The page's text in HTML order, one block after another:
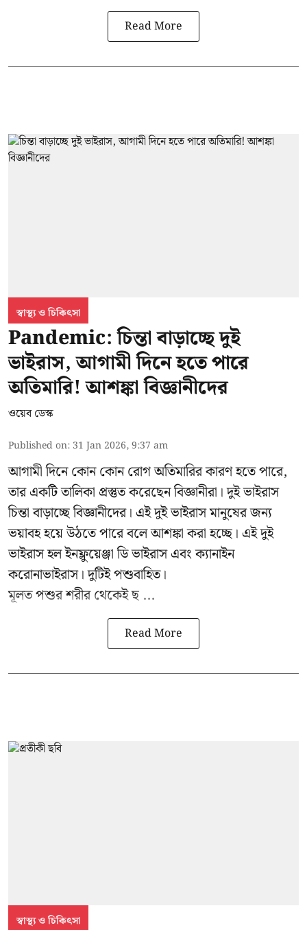
Read More
স্বাস্থ্য ও চিকিৎসা
Pandemic: চিন্তা বাড়াচ্ছে দুই
ভাইরাস, আগামী দিনে হতে পারে
অতিমারি! আশঙ্কা বিজ্ঞানীদের
ওয়েব ডেস্ক
Published on: 31 Jan 2026, 9:37 am
আগামী দিনে কোন কোন রোগ অতিমারির কারণ হতে পারে,
তার একটি তালিকা প্রস্তুত করেছেন বিজ্ঞানীরা।দুই ভাইরাস
চিন্তা বাড়াচ্ছেবিজ্ঞানীদের। এই দুই ভাইরাস মানুষের জন্য
ভয়াবহ হয়ে উঠতে পারে বলে আশঙ্কা করা হচ্ছে। এই দুই
ভাইরাস হল ইনফ্লুয়েঞ্জা ডি ভাইরাস এবং ক্যানাইন
করোনাভাইরাস। দুটিই পশুবাহিত।
মূলত পশুর শরীর থেকেই ছ ...
Read More
স্বাস্থ্য ও চিকিৎসা